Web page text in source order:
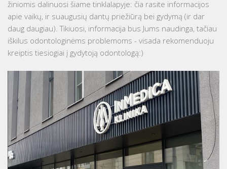
žiniomis dalinuosi šiame tinklalapyje: čia rasite informacijos
apie vaikų, ir suaugusių dantų priežiūrą bei gydymą (ir dar
daug daugiau). Tikiuosi, informacija bus Jums naudinga, tačiau
iškilus odontologinėms problemoms - visada rekomenduoju
kreiptis tiesiogiai į gydytoją odontologą:)